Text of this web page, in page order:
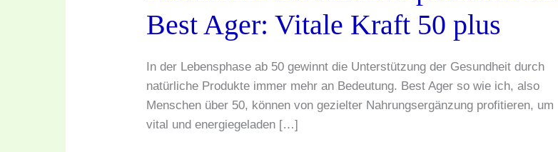
Best Ager: Vitale Kraft 50 plus
In der Lebensphase ab 50 gewinnt die Unterstützung der Gesundheit durch
natürliche Produkte immer mehr an Bedeutung. Best Ager so wie ich, also
Menschen über 50, können von gezielter Nahrungsergänzung profitieren, um
vital und energiegeladen […]
Ager: